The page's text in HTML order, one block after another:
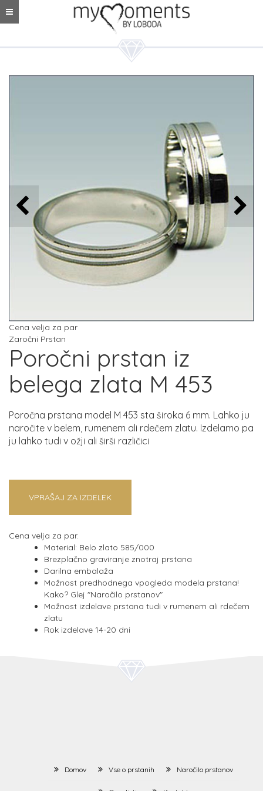
Cena velja za par
Zaročni Prstan
Poročni prstan iz
belega zlata M 453
Poročna prstana model M 453 sta široka 6 mm. Lahko ju
naročite v belem, rumenem ali rdečem zlatu. Izdelamo pa
ju lahko tudi v ožji ali širši različici
VPRAŠAJ ZA IZDELEK
Cena velja za par.
Material: Belo zlato 585/000
Brezplačno graviranje znotraj prstana
Darilna embalaža
Možnost predhodnega vpogleda modela prstana!
Kako? Glej "Naročilo prstanov"
Možnost izdelave prstana tudi v rumenem ali rdečem
zlatu
Rok izdelave 14-20 dni
Domov Vse o prstanih Naročilo prstanov